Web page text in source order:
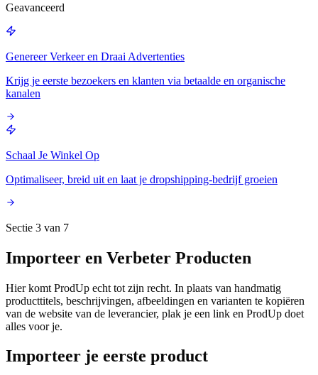
Geavanceerd
Genereer Verkeer en Draai Advertenties
Krijg je eerste bezoekers en klanten via betaalde en organische
kanalen
Schaal Je Winkel Op
Optimaliseer, breid uit en laat je dropshipping-bedrijf groeien
Sectie 3 van 7
Importeer en Verbeter Producten
Hier komt ProdUp echt tot zijn recht. In plaats van handmatig
producttitels, beschrijvingen, afbeeldingen en varianten te kopiëren
van de website van de leverancier, plak je een link en ProdUp doet
alles voor je.
Importeer je eerste product